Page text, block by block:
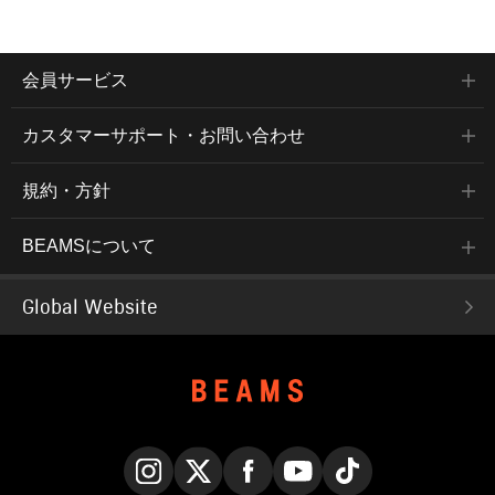
会員サービス
カスタマーサポート・お問い合わせ
規約・方針
BEAMSについて
Global Website